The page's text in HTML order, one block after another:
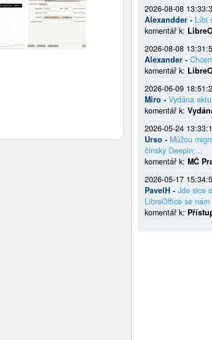
2026-08-08
Alexandder - Líbi
komentář k:
2026-08-08
Alexander -
komentář k:
2026-06-09
Miro - Vydána
komentář k:
2026-05-24
Urso - Můžou
čínský Deepin:...
komentář k: MČ
2026-05-17
PavelH - Jde sice
LibreOffice se
komentář k: